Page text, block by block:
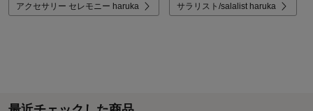
アクセサリー セレモニー haruka サラリスト/salalist haruka